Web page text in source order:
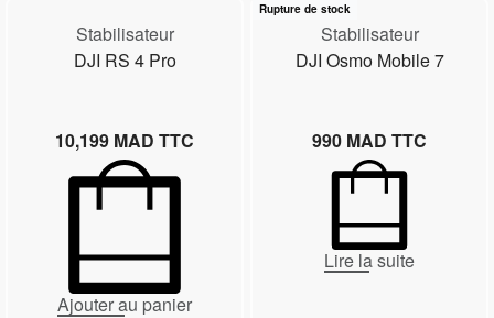
Stabilisateur
DJI RS 4 Pro
10,199 MAD TTC
Ajouter au panier
Rupture de stock
Stabilisateur
DJI Osmo Mobile 7
990 MAD TTC
Lire la suite